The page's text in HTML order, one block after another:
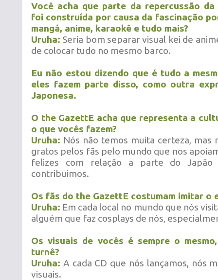
Você acha que parte da repercussão da
foi construída por causa da fascinação
mangá, anime, karaokê e tudo mais?
Uruha: Seria bom separar visual kei de
de colocar tudo no mesmo barco.
Eu não estou dizendo que é tudo a
eles fazem parte disso, como outra
Japonesa.
O the GazettE acha que representa a
o que vocês fazem?
Uruha: Nós não temos muita certeza, mas
gratos pelos fãs pelo mundo que nos
felizes com relação a parte do
contribuimos.
Os fãs do the GazettE costumam imitar o
Uruha: Em cada local no mundo que nós
alguém que faz cosplays de nós,
Os visuais de vocês é sempre o
turnê?
Uruha: A cada CD que nós lançamos, nós
visuais.